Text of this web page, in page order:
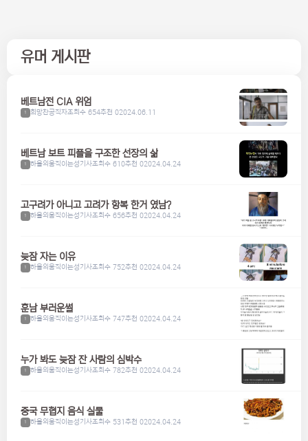
유머 게시판
베트남전 CIA 위엄
1 희망찬공직자조회수 654추천 02024.06.11
베트남 보트 피플을 구조한 선장의 삶
1 하울의움직이는성기사조회수 610추천 02024.04.24
고구려가 아니고 고려가 항복 한거 였남?
1 하울의움직이는성기사조회수 656추천 02024.04.24
늦잠 자는 이유
1 하울의움직이는성기사조회수 752추천 02024.04.24
훈남 부러운썰
1 하울의움직이는성기사조회수 747추천 02024.04.24
누가 봐도 늦잠 잔 사람의 심박수
1 하울의움직이는성기사조회수 782추천 02024.04.24
중국 무협지 음식 실물
1 하울의움직이는성기사조회수 531추천 02024.04.24